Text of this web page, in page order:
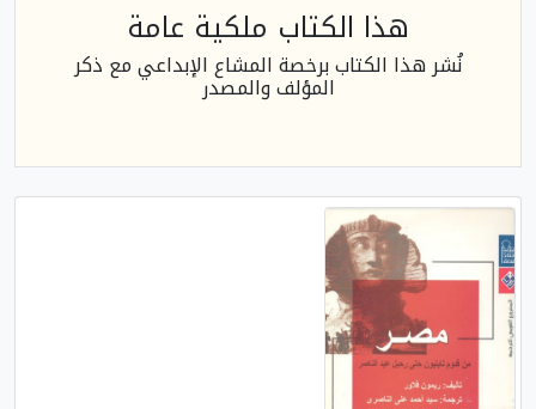
هذا الكتاب ملكية عامة
نُشر هذا الكتاب برخصة المشاع الإبداعي مع ذكر
المؤلف والمصدر